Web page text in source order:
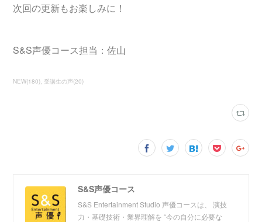
次回の更新もお楽しみに！
S&S声優コース担当：佐山
NEW(180) 受講生の声(20)
S&S声優コース
S&S Entertainment Studio 声優コースは、 演技
力・基礎技術・業界理解を “今の自分に必要な